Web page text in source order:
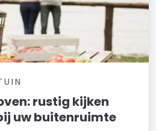
rustig kijken
uw buitenruimte